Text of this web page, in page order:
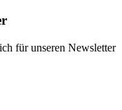
für unseren Newsletter